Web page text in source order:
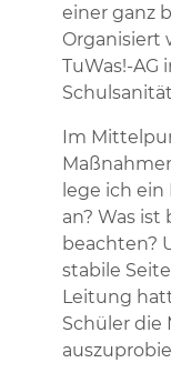
einer ganz
Organisiert
TuWas!-
Im
lege ich
an? Was
beachten?
stabile
Leitung
Schüler die